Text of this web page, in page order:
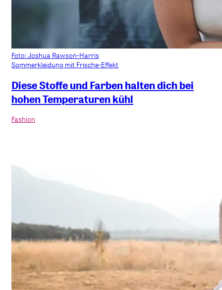
Foto: Joshua Rawson-Harris
Sommerkleidung mit Frische-Effekt
Diese Stoffe und Farben halten dich bei
hohen Temperaturen kühl
Fashion